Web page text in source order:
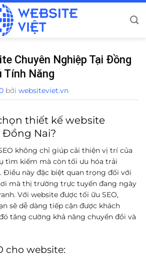
Chuyên Nghiệp Tại Đồng
Tính Năng
bởi websiteviet.vn
thiết kế website
Đồng Nai?
không chỉ giúp cải thiện vị trí của
tìm kiếm mà còn tối ưu hóa trải
Điều này đặc biệt quan trọng đối với
mà thị trường trực tuyến đang ngày
Với website được tối ữu SEO,
sẽ dễ dàng tiếp cận được khách
tăng cường khả năng chuyển đổi và
cho website: